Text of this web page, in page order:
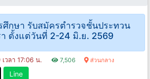
ศึกษา รับสมัครตำรวจชั้นประทวน
ตั้งแต่วันที่ 2-24 มิ.ย. 2569
วลา 17:06 น. 7,506 ส่วนกลาง
Line